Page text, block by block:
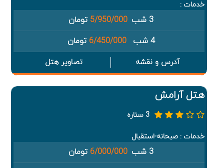
خدمات :
3 شب 5/950/000 تومان
4 شب
6/450/000 تومان
آدرس و نقشه تصاویر هتل
هتل آرامش
3 ستاره
خدمات : صبحانه-استقبال
3 شب 6/000/000 تومان